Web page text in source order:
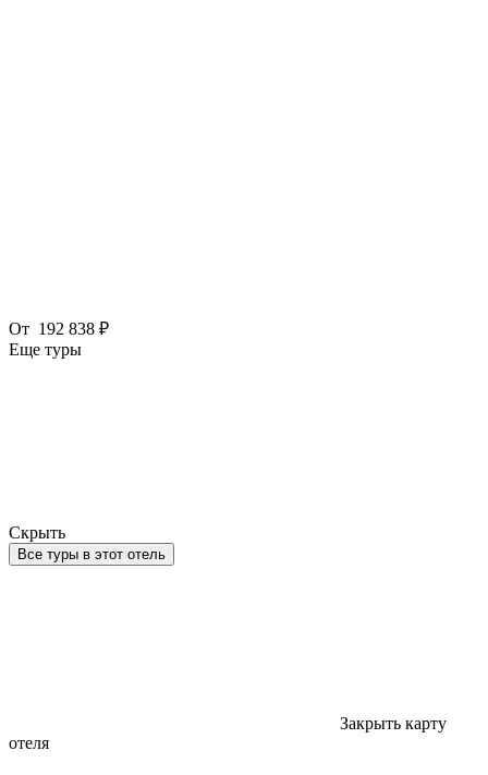
От 192 838 ₽
Еще туры
Скрыть
Все туры в этот отель
Закрыть карту
отеля